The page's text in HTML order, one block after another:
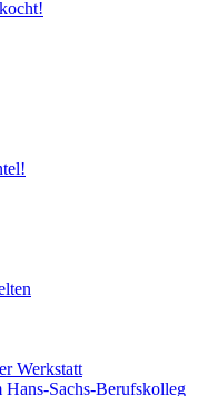
Werkstatt
Hans-Sachs-Berufskolleg